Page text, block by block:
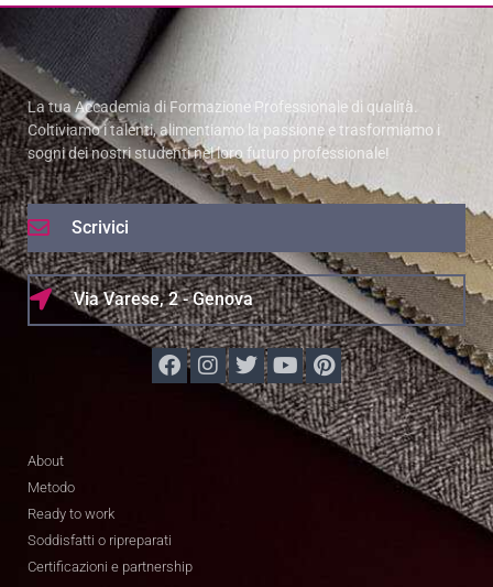
La tua Accademia di Formazione Professionale di qualità.
Coltiviamo i talenti, alimentiamo la passione e trasformiamo i
sogni dei nostri studenti nel loro futuro professionale!
Scrivici
Via Varese, 2 - Genova
About
Metodo
Ready to work
Soddisfatti o ripreparati
Certificazioni e partnership